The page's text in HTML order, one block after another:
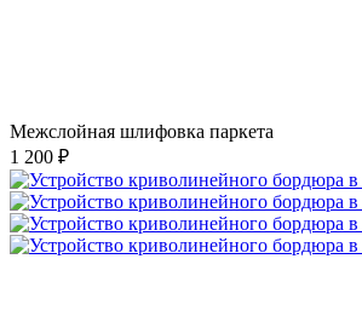
Межслойная шлифовка паркета
1 200 ₽